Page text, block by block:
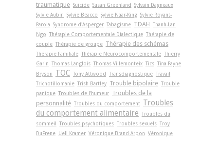
traumatique Suicide Susan Greenland
Sylvain Dagneaux
Sylvie Aubin Sylvie Beacco Sylvie Naar-King Sylvie Royant-
Parola Syndrome d'Asperger Tabagisme TDAH Thanh-Lan
Ngo Thérapie Comportementale Dialectique Thérapie de
couple Thérapie de groupe Thérapie des schémas
Thérapie Familiale Thérapie Neurocomportementale Thierry
Garin Thomas Langlois Thomas Villemonteix Tics Tina Payne
Bryson
TOC Tony Attwood Transdiagnostique Travail
Trichotillomanie Trish Bartley Trouble bipolaire Trouble
panique Troubles de l'humeur Troubles de la
personnalité Troubles du comportement
Troubles
du comportement alimentaire Troubles du
sommeil
Troubles psychotiques Troubles sexuels Troy
DuFrene
Ueli Kramer Véronique Brand-Arpon Véronique